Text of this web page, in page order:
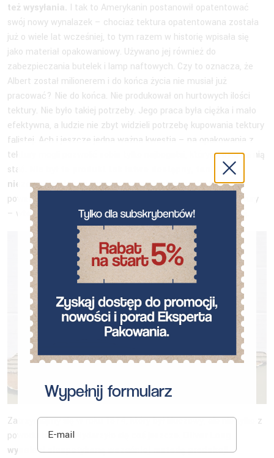
też wysyłania. I tak to Amerykanin postanowił opatentować
swój nowy wynalazek – chociaż tektura opatentowana została
już o wiele lat wcześniej, to tym razem w historię wpisała się
jako materiał opakowaniowy. Używano jej również do
zabezpieczania butelek i lamp naftowych. Czy to oznacza, że
Albert został milionerem i do końca życia nie musiał już
pracować? Nie do końca. Nie produkował on hurtowych ilości
tektury. Nie było takiej potrzeby. Jego praca była ciężka i mało
efektywna, a ludzie nie zbyt widzieli potrzebę kupowania tektury
falistej. Ach i jeszcze jedna ważna kwestia – na opakowania z
tektury mogli pozwolić sobie tylko najbogatsi, których było na nią
stać.
niezawodny, jak to jest obecnie.Dopiero w 1874 roku
powstała pierwsza maszyna produkująca większe ilości tektury
– wtedy też można było zacząć mówić o produkcji hurtowej.
Zatrzymajmy się w roku 1874, który był kluczowy, ale nie tylko z
powodu tektury. Wydarzyło się coś jeszcze.
wynalazł niespotykaną wcześniej metodę produkcji.
Wypełnij formularz
E-mail